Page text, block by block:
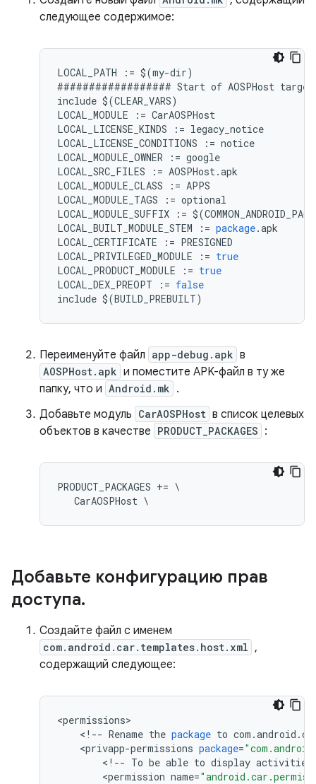
следующее содержимое:
LOCAL_PATH := $(my-dir)
################## Start of AOSPHost target
include $(CLEAR_VARS)
LOCAL_MODULE
:= CarAOSPHost
LOCAL_LICENSE_KINDS
:= legacy_notice
LOCAL_LICENSE_CONDITIONS
:= notice
LOCAL_MODULE_OWNER
:= google
LOCAL_SRC_FILES
:= AOSPHost.apk
LOCAL_MODULE_CLASS
:= APPS
LOCAL_MODULE_TAGS
:= optional
LOCAL_MODULE_SUFFIX
:= $(
LOCAL_BUILT_MODULE_STEM
:= package.apk
LOCAL_CERTIFICATE
:= PRESIGNED
LOCAL_PRIVILEGED_MODULE
:= true
LOCAL_PRODUCT_MODULE
:= true
LOCAL_DEX_PREOPT
:= false
include $(BUILD_PREBUILT)
Переименуйте файл app-debug.apk в
AOSPHost.apk и поместите APK-файл в ту же
папку, что и Android.mk .
Добавьте модуль CarAOSPHost в список целевых
объектов в качестве PRODUCT_PACKAGES :
PRODUCT_PACKAGES += \
   CarAOSPHost \
Добавьте конфигурацию прав
доступа.
Создайте файл с именем
com.android.car.templates.host.xml ,
содержащий следующее:
<permissions
< ! -- Rename the package to com .android .
<privapp-permissions package=
< ! -- To be able to display activities
<permission name=